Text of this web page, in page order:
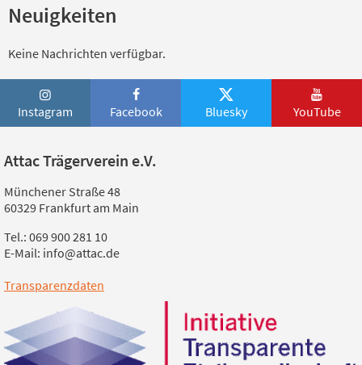
Neuigkeiten
Keine Nachrichten verfügbar.
Instagram Facebook Bluesky YouTube
Attac Trägerverein e.V.
Münchener Straße 48
60329 Frankfurt am Main
Tel.: 069 900 281 10
E-Mail: info@attac.de
Transparenzdaten